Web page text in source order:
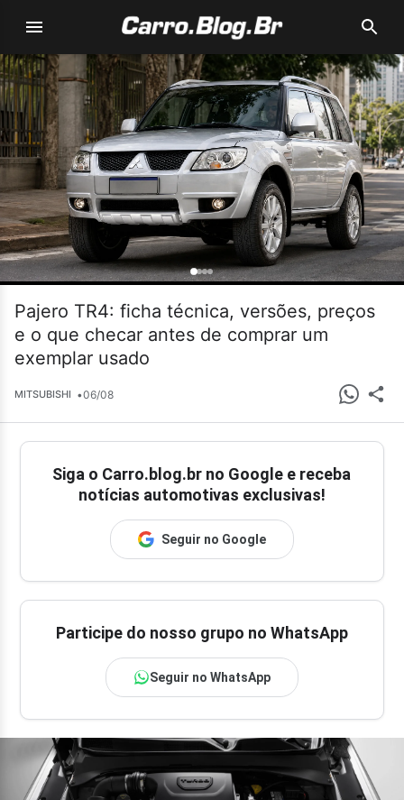
Pajero TR4: ficha técnica, versões, preços
e o que checar antes de comprar um
exemplar usado
MITSUBISHI •06/08
Siga o Carro.blog.br no Google e receba
notícias automotivas exclusivas!
Seguir no Google
Participe do nosso grupo no WhatsApp
Seguir no WhatsApp